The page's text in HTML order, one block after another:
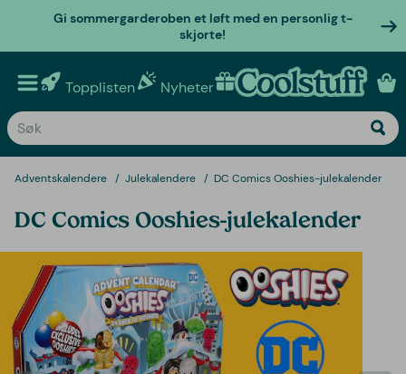
Gi sommergarderoben et løft med en personlig t-
skjorte!
Topplisten Nyheter Personlige gaver
Adventskalendere Julekalendere DC Comics Ooshies-julekalender
DC Comics Ooshies-julekalender